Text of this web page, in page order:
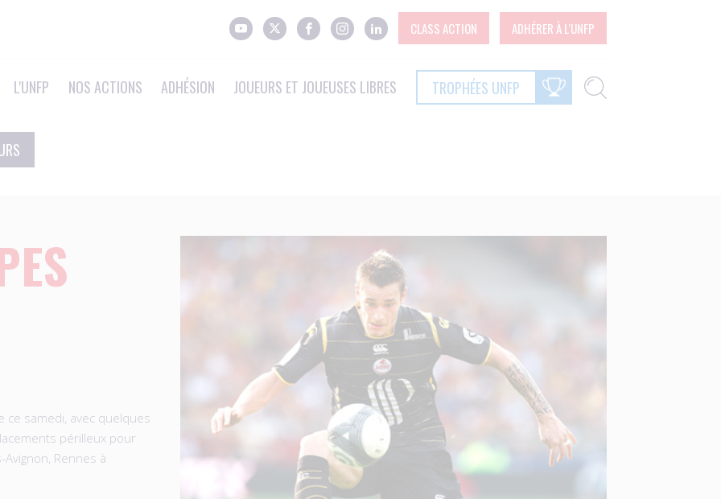
CLASS ACTION ADHÉRER À L'UNFP
L'UNFP NOS ACTIONS ADHÉSION JOUEURS ET JOUEUSES LIBRES TROPHÉES UNFP
ce samedi, avec quelques
périlleux pour
Rennes à